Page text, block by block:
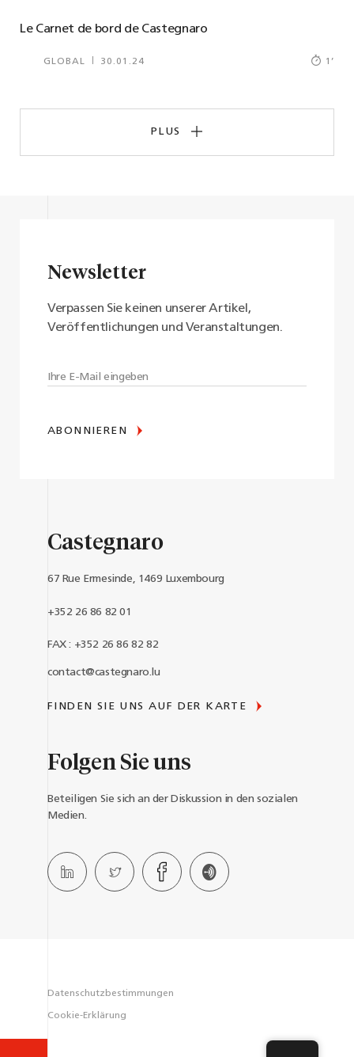
Le Carnet de bord de Castegnaro
GLOBAL 30.01.24 1’
PLUS
Newsletter
Verpassen Sie keinen unserer Artikel,
Veröffentlichungen und Veranstaltungen.
ABONNIEREN
Castegnaro
67 Rue Ermesinde, 1469 Luxembourg
+352 26 86 82 01
FAX : +352 26 86 82 82
contact@castegnaro.lu
FINDEN SIE UNS AUF DER KARTE
Folgen Sie uns
Beteiligen Sie sich an der Diskussion in den sozialen
Medien.
Datenschutzbestimmungen
Cookie-Erklärung